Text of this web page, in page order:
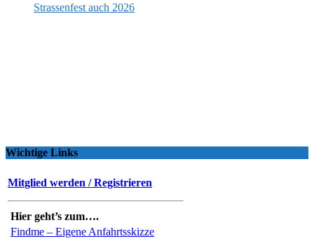
Strassenfest auch 2026
Wichtige Links
Mitglied werden / Registrieren
Hier geht’s zum….
Findme – Eigene Anfahrtsskizze